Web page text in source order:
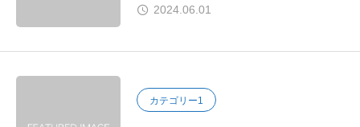
2024.06.01
カテゴリー1